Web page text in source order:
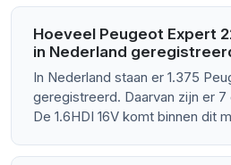
Hoeveel Peugeot Expert
in Nederland
In Nederland staan er 1.375
geregistreerd. Daarvan zijn er
De 1.6HDI 16V komt binnen dit